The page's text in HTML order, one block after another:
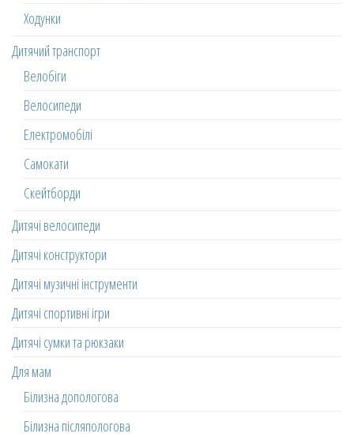
Ходунки
Дитячий транспорт
Велобіги
Велосипеди
Електромобілі
Самокати
Скейтборди
Дитячі велосипеди
Дитячі конструктори
Дитячі музичні інструменти
Дитячі спортивні ігри
Дитячі сумки та рюкзаки
Для мам
Білизна допологова
Білизна післяпологова